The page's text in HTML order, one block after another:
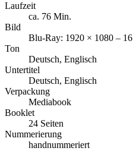
Laufzeit
ca. 76 Min.
Bild
Blu-Ray: 1920 × 1080 –
Ton
Deutsch, Englisch
Untertitel
Deutsch, Englisch
Verpackung
Mediabook
Booklet
24 Seiten
Nummerierung
handnummeriert